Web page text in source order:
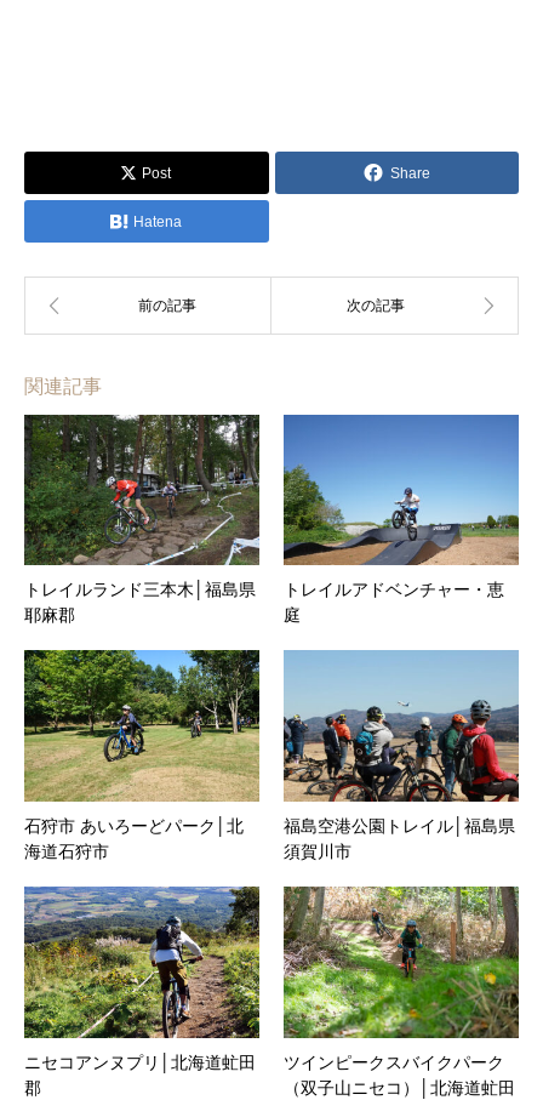
Post Share
Hatena
関連記事
トレイルランド三本木│福島県
耶麻郡
トレイルアドベンチャー・恵
庭
石狩市 あいろーどパーク│北
海道石狩市
福島空港公園トレイル│福島県
須賀川市
ニセコアンヌプリ│北海道虻田
郡
ツインピークスバイクパーク
（双子山ニセコ）│北海道虻田